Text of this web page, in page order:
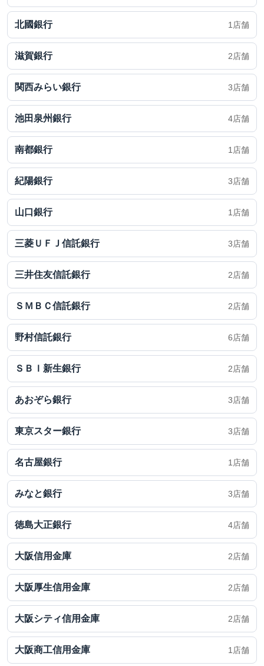
北國銀行 1店舗
滋賀銀行 2店舗
関西みらい銀行 3店舗
池田泉州銀行 4店舗
南都銀行 1店舗
紀陽銀行 3店舗
山口銀行 1店舗
三菱ＵＦＪ信託銀行 3店舗
三井住友信託銀行 2店舗
ＳＭＢＣ信託銀行 2店舗
野村信託銀行 6店舗
ＳＢＩ新生銀行 2店舗
あおぞら銀行 3店舗
東京スター銀行 3店舗
名古屋銀行 1店舗
みなと銀行 3店舗
徳島大正銀行 4店舗
大阪信用金庫 2店舗
大阪厚生信用金庫 2店舗
大阪シティ信用金庫 2店舗
大阪商工信用金庫 1店舗